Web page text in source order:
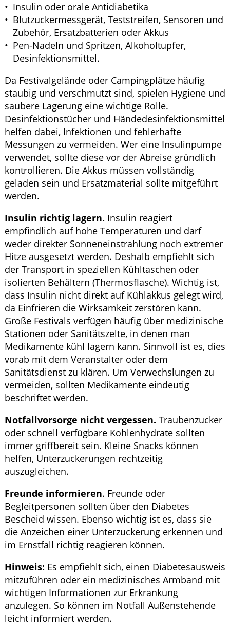
Insulin oder orale Antidiabetika
Blutzuckermessgerät, Teststreifen, Sensoren und
Zubehör, Ersatzbatterien oder Akkus
Pen-Nadeln und Spritzen, Alkoholtupfer,
Desinfektionsmittel.
Da Festivalgelände oder Campingplätze häufig
staubig und verschmutzt sind, spielen Hygiene und
saubere Lagerung eine wichtige Rolle.
Desinfektionstücher und Händedesinfektionsmittel
helfen dabei, Infektionen und fehlerhafte
Messungen zu vermeiden. Wer eine Insulinpumpe
verwendet, sollte diese vor der Abreise gründlich
kontrollieren. Die Akkus müssen vollständig
geladen sein und Ersatzmaterial sollte mitgeführt
werden.
Insulin richtig lagern. Insulin reagiert
empfindlich auf hohe Temperaturen und darf
weder direkter Sonneneinstrahlung noch extremer
Hitze ausgesetzt werden. Deshalb empfiehlt sich
der Transport in speziellen Kühltaschen oder
isolierten Behältern (Thermosflasche). Wichtig ist,
dass Insulin nicht direkt auf Kühlakkus gelegt wird,
da Einfrieren die Wirksamkeit zerstören kann.
Große Festivals verfügen häufig über medizinische
Stationen oder Sanitätszelte, in denen man
Medikamente kühl lagern kann. Sinnvoll ist es, dies
vorab mit dem Veranstalter oder dem
Sanitätsdienst zu klären. Um Verwechslungen zu
vermeiden, sollten Medikamente eindeutig
beschriftet werden.
Notfallvorsorge nicht vergessen. Traubenzucker
oder schnell verfügbare Kohlenhydrate sollten
immer griffbereit sein. Kleine Snacks können
helfen, Unterzuckerungen rechtzeitig
auszugleichen.
Freunde informieren. Freunde oder
Begleitpersonen sollten über den Diabetes
Bescheid wissen. Ebenso wichtig ist es, dass sie
die Anzeichen einer Unterzuckerung erkennen und
im Ernstfall richtig reagieren können.
Hinweis: Es empfiehlt sich, einen Diabetesausweis
mitzuführen oder ein medizinisches Armband mit
wichtigen Informationen zur Erkrankung
anzulegen. So können im Notfall Außenstehende
leicht informiert werden.